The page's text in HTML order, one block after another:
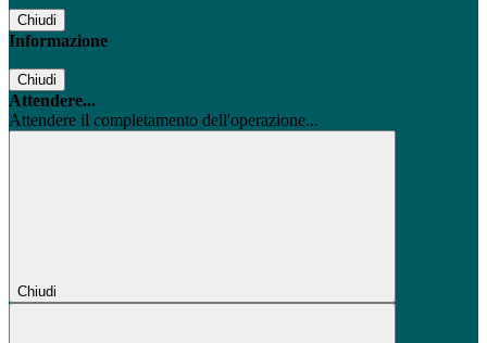
Chiudi
Informazione
Chiudi
Attendere...
Attendere il completamento dell'operazione...
Chiudi